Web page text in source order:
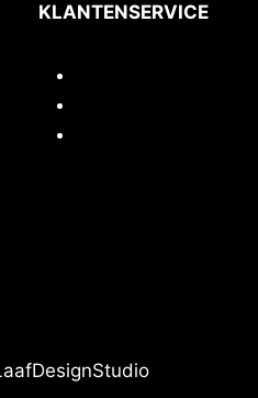
KLANTENSERVICE